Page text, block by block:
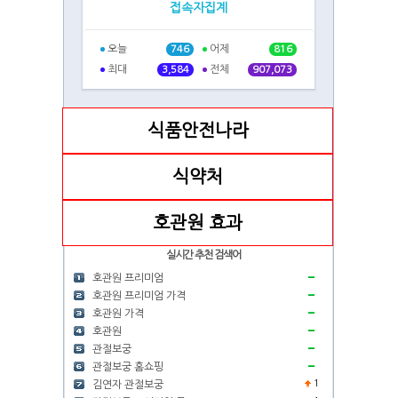
접속자집계
오늘 746 어제 816
최대 3,584 전체 907,073
식품안전나라
식약처
호관원 효과
실시간 추천 검색어
호관원 프리미엄
호관원 프리미엄 가격
호관원 가격
호관원
관절보궁
관절보궁 홈쇼핑
김연자 관절보궁
1